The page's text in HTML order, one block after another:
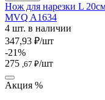
Нож для нарезки L
MVQ A1634
4 шт. в наличии
347,93 ₽/шт
-21%
275 ,67 ₽/шт
Акция %